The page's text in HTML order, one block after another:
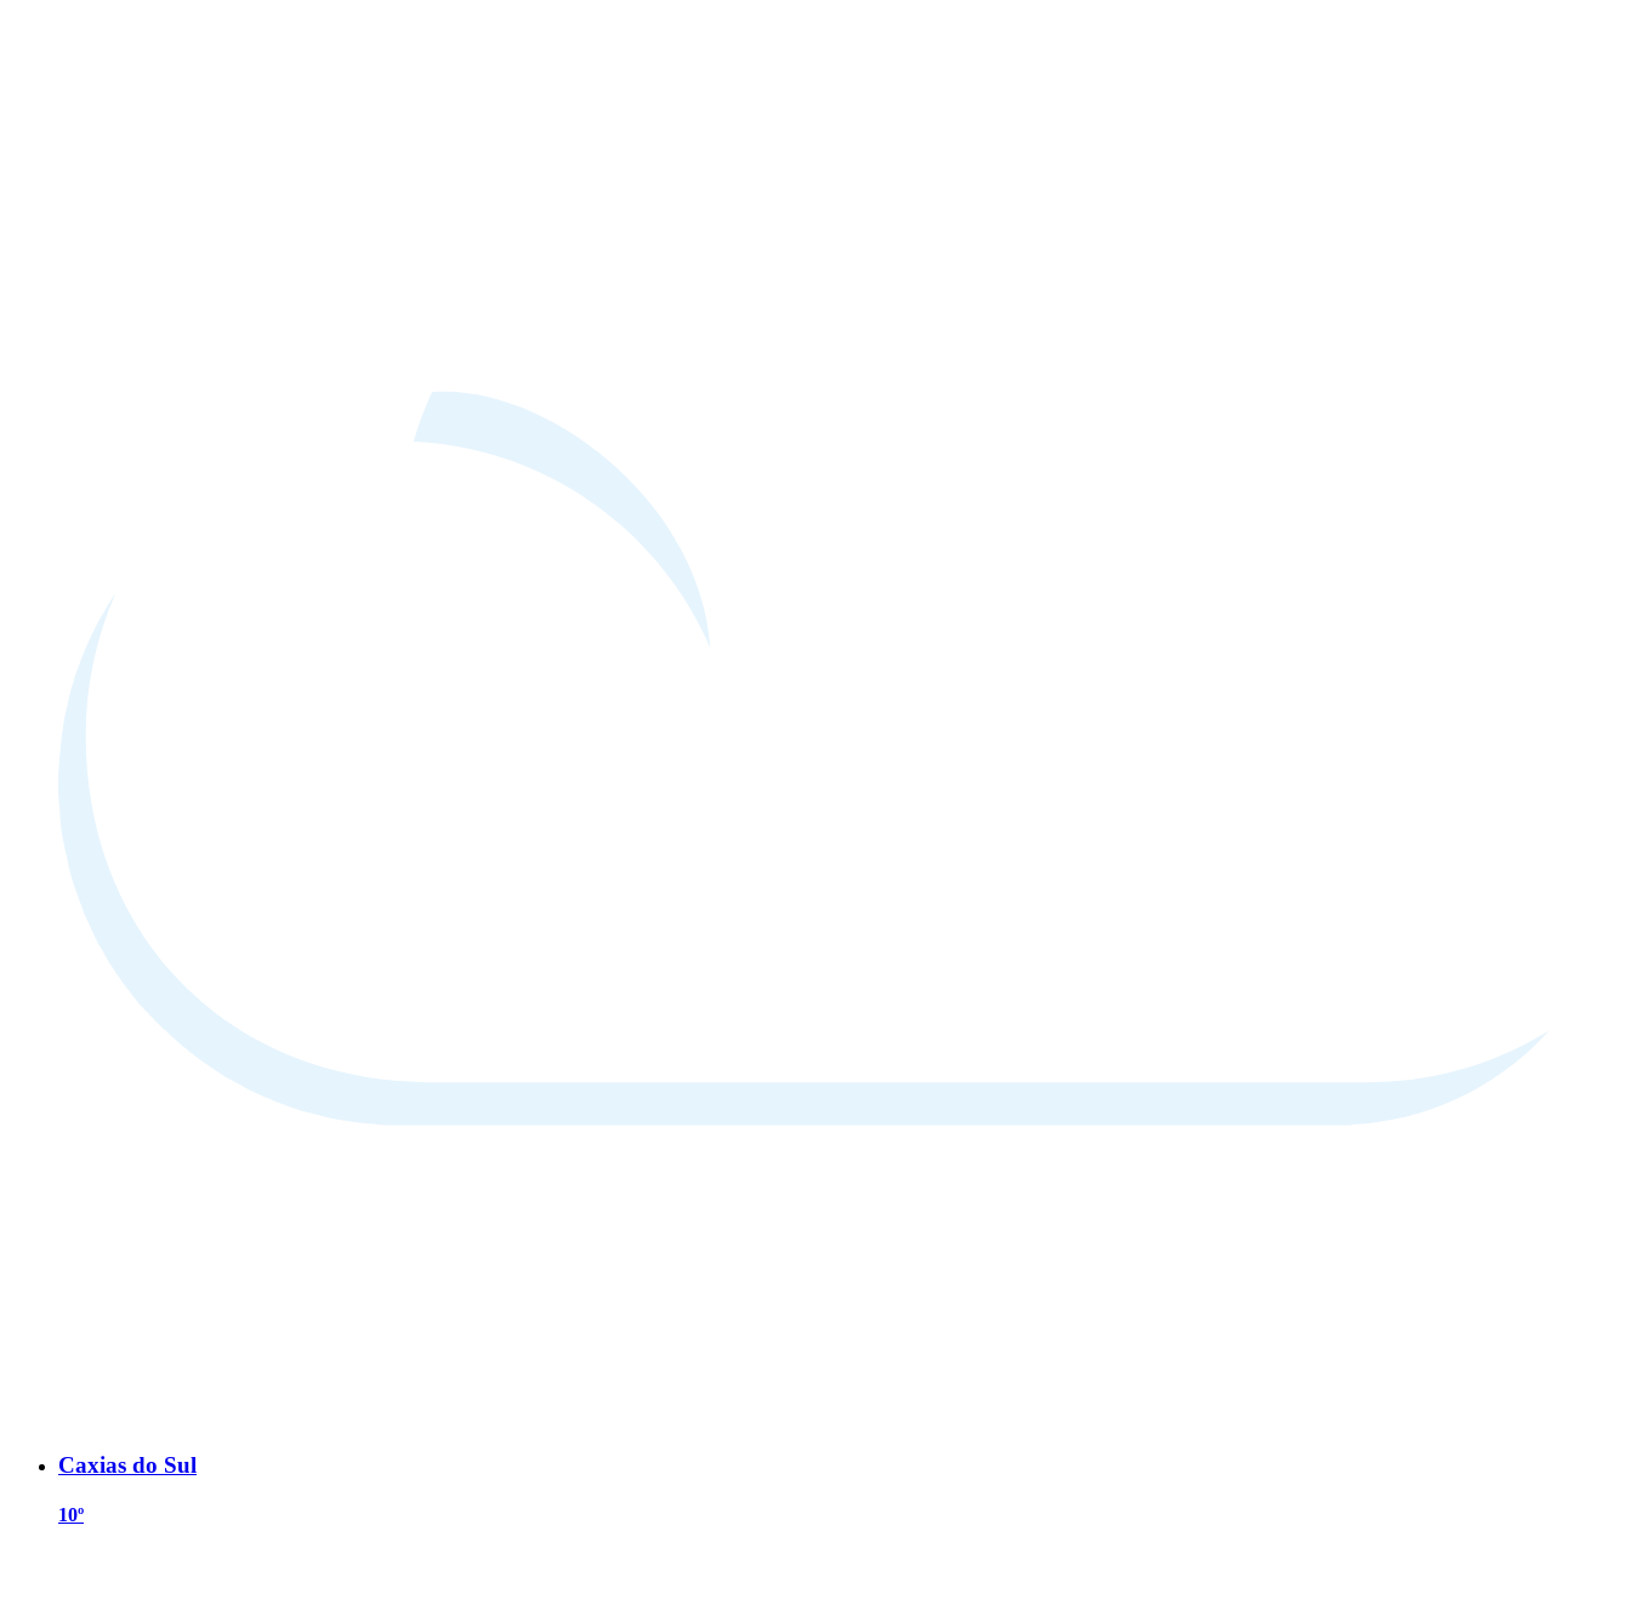
Caxias do Sul
10º